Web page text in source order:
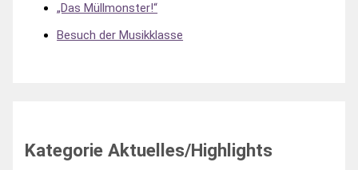
„Das Müllmonster!“
Besuch der Musikklasse
Kategorie Aktuelles/Highlights